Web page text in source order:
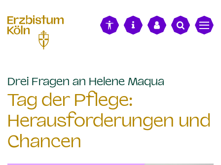
Drei Fragen an Helene Maqua
Tag der Pflege:
Herausforderungen und
Chancen